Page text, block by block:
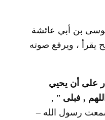
بن أبي عائشة
، ويرفع صوته
على أن يحيي
, فبلى ” ,
رسول الله –